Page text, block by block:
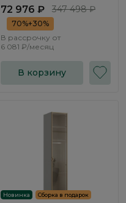
72 976 ₽ 347 498 ₽
70%+30%
В рассрочку от
6 081 ₽/месяц
В корзину
Новинка Сборка в подарок